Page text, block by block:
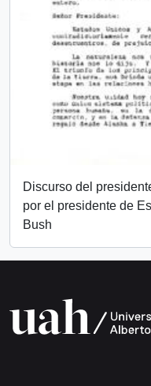
Discurso del
por el presidente de
Bush